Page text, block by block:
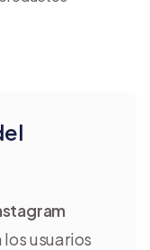
usuarios